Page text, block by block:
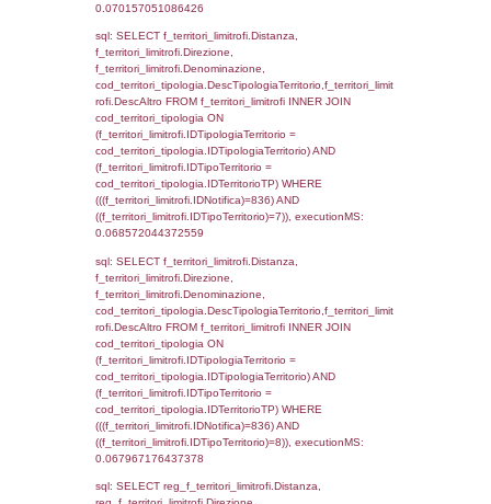
(((f_confini.IDNotifica)=836));, executionMS:
0.00049185752868652
sql: SELECT
SEPARATOR '; ') AS DescAltro,
f_territori_limitrofi INNER JOIN
(f_territori_limitrofi.IDTipologiaTerritorio =
f_territori_limitrofi.IDTipoTerritorio =
cod_territori_tipologia.IDTerritorioTP )
((f_territori_limitrofi.IDNotifica) = 836 ) AND
cod_territori_tipologia.IDTerritorioTP = 1)
executionMS: 0.051696062088013
sql: SELECT f_territori_limitrofi.Distanza,
f_territori_limitrofi.Direzione,
f_territori_limitrofi.Denominazione,